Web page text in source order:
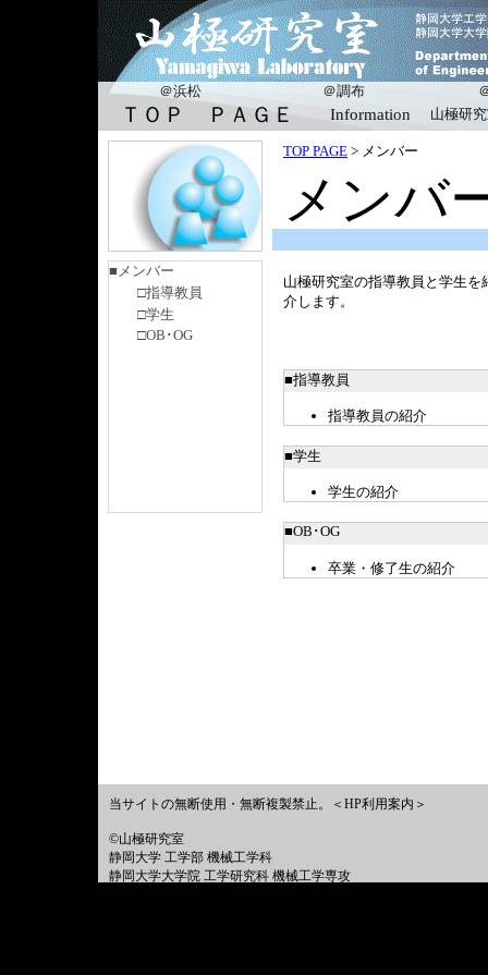
＠浜松 ＠調布
ＴＯＰ ＰＡＧＥ Information 山極研
■メンバー
□指導教員
□学生
□OB･OG
TOP PAGE > メンバー
メンバ
山極研究室の指導教員と学生を
介します。
■指導教員
指導教員の紹介
■学生
学生の紹介
■OB･OG
卒業・修了生の紹介
当サイトの無断使用・無断複製禁止。＜HP利用案内＞
©山極研究室
静岡大学 工学部 機械工学科
静岡大学大学院 工学研究科 機械工学専攻